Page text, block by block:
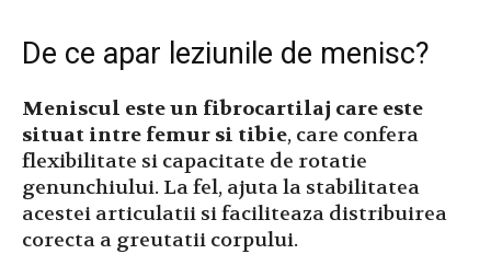
De ce apar leziunile de menisc?
Meniscul este un fibrocartilaj care este
situat intre femur si tibie, care confera
flexibilitate si capacitate de rotatie
genunchiului. La fel, ajuta la stabilitatea
acestei articulatii si faciliteaza distribuirea
corecta a greutatii corpului.